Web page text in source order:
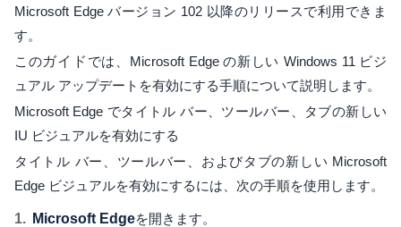
Microsoft Edge バージョン 102 以降のリリースで利用できま
す。
このガイド では、Microsoft Edge の新しい Windows 11 ビジ
ュアル アップデートを有効にする手順について説明します。
Microsoft Edge でタイトル バー、ツールバー、タブの新しい
IU ビジュアルを有効にする
タイトル バー、ツールバー、およびタブの新しい Microsoft
Edge ビジュアルを有効にするには、次の手順を使用します。
Microsoft Edgeを開きます。